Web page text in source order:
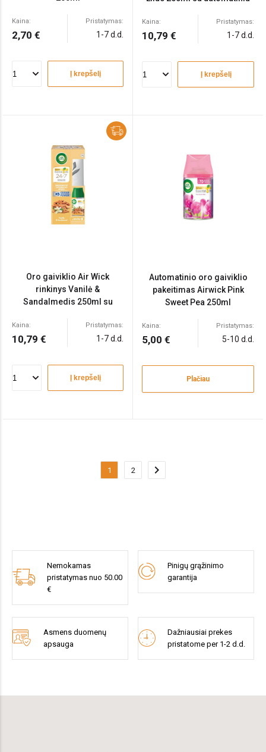
Kaina:
2,70 €
Pristatymas:
1-7 d.d.
Į krepšelį
Kaina:
10,79 €
Pristatymas:
1-7 d.d.
Į krepšelį
Oro gaiviklio Air Wick
rinkinys Vanilė &
Sandalmedis 250ml su
dozatoriumi
Kaina:
10,79 €
Pristatymas:
1-7 d.d.
Į krepšelį
Automatinio oro gaiviklio
pakeitimas Airwick Pink
Sweet Pea 250ml
Kaina:
5,00 €
Pristatymas:
5-10 d.d.
Plačiau
1 2 chevron_right
Nemokamas
pristatymas nuo 50.00
€
Pinigų grąžinimo
garantija
Asmens duomenų
apsauga
Dažniausiai prekes
pristatome per 1-2 d.d.